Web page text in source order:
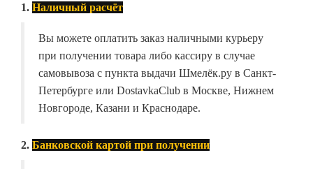
1. Наличный расчёт
Вы можете оплатить заказ наличными курьеру
при получении товара либо кассиру в случае
самовывоза с пункта выдачи Шмелёк.ру в Санкт-
Петербурге или DostavkaClub в Москве, Нижнем
Новгороде, Казани и Краснодаре.
2. Банковской картой при получении